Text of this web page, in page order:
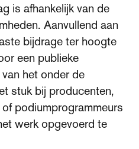
is afhankelijk van de
Aanvullend aan
bijdrage ter hoogte
een publieke
het onder de
stuk bij producenten,
podiumprogrammeurs
werk opgevoerd te